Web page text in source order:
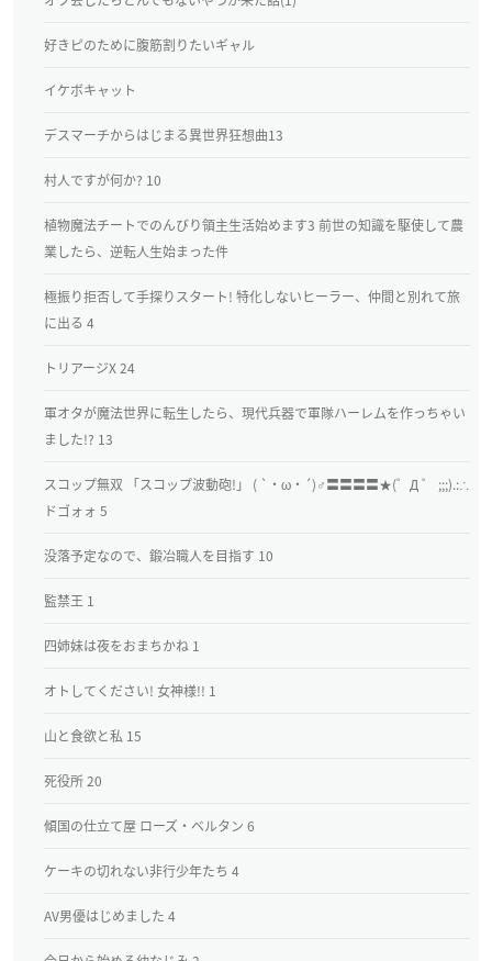
好きピのために腹筋割りたいギャル
イケボキャット
デスマーチからはじまる異世界狂想曲13
村人ですが何か? 10
植物魔法チートでのんびり領主生活始めます3 前世の知識を駆使して農
業したら、逆転人生始まった件
極振り拒否して手探りスタート! 特化しないヒーラー、仲間と別れて旅
に出る 4
トリアージX 24
軍オタが魔法世界に転生したら、現代兵器で軍隊ハーレムを作っちゃい
ました!? 13
スコップ無双 「スコップ波動砲!」 ( `・ω・´)♂〓〓〓〓★(゜Д ゜ ;;;).:∴
ドゴォォ 5
没落予定なので、鍛冶職人を目指す 10
監禁王 1
四姉妹は夜をおまちかね 1
オトしてください! 女神様!! 1
山と食欲と私 15
死役所 20
傾国の仕立て屋 ローズ・ベルタン 6
ケーキの切れない非行少年たち 4
AV男優はじめました 4